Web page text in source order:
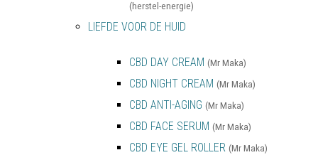
(herstel-energie)
LIEFDE VOOR DE HUID
CBD DAY CREAM (Mr Maka)
CBD NIGHT CREAM (Mr Maka)
CBD ANTI-AGING (Mr Maka)
CBD FACE SERUM (Mr Maka)
CBD EYE GEL ROLLER (Mr Maka)